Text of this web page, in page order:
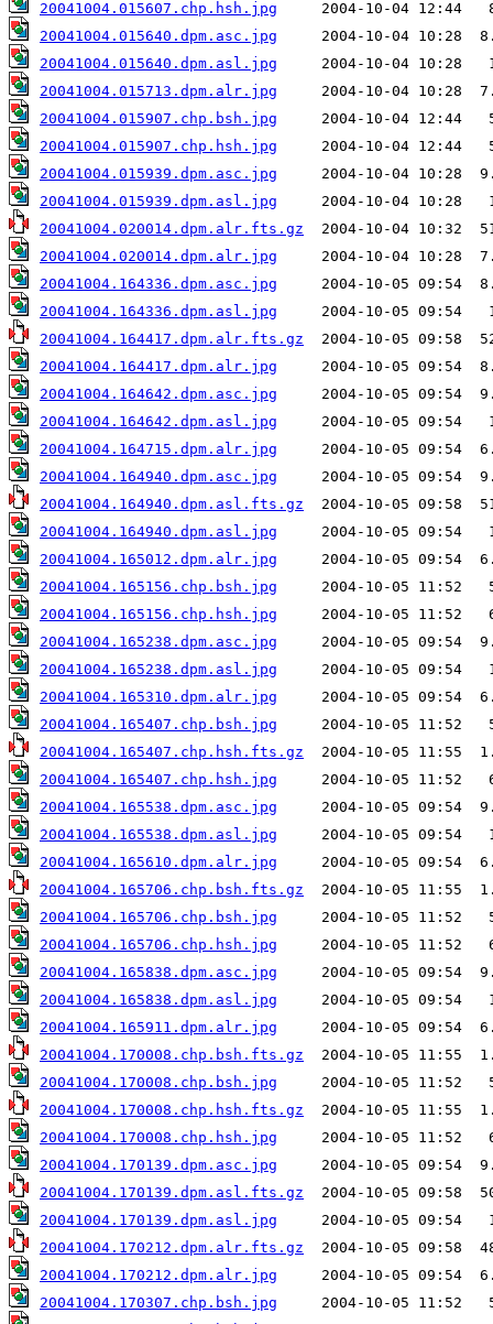
20041004.015607.chp.hsh.jpg
20041004.015640.dpm.asc.jpg
20041004.015640.dpm.asl.jpg
20041004.015713.dpm.alr.jpg
20041004.015907.chp.bsh.jpg
20041004.015907.chp.hsh.jpg
20041004.015939.dpm.asc.jpg
20041004.015939.dpm.asl.jpg
20041004.020014.dpm.alr.fts.gz
20041004.020014.dpm.alr.jpg
20041004.164336.dpm.asc.jpg
20041004.164336.dpm.asl.jpg
20041004.164417.dpm.alr.fts.gz
20041004.164417.dpm.alr.jpg
20041004.164642.dpm.asc.jpg
20041004.164642.dpm.asl.jpg
20041004.164715.dpm.alr.jpg
20041004.164940.dpm.asc.jpg
20041004.164940.dpm.asl.fts.gz
20041004.164940.dpm.asl.jpg
20041004.165012.dpm.alr.jpg
20041004.165156.chp.bsh.jpg
20041004.165156.chp.hsh.jpg
20041004.165238.dpm.asc.jpg
20041004.165238.dpm.asl.jpg
20041004.165310.dpm.alr.jpg
20041004.165407.chp.bsh.jpg
20041004.165407.chp.hsh.fts.gz
20041004.165407.chp.hsh.jpg
20041004.165538.dpm.asc.jpg
20041004.165538.dpm.asl.jpg
20041004.165610.dpm.alr.jpg
20041004.165706.chp.bsh.fts.gz
20041004.165706.chp.bsh.jpg
20041004.165706.chp.hsh.jpg
20041004.165838.dpm.asc.jpg
20041004.165838.dpm.asl.jpg
20041004.165911.dpm.alr.jpg
20041004.170008.chp.bsh.fts.gz
20041004.170008.chp.bsh.jpg
20041004.170008.chp.hsh.fts.gz
20041004.170008.chp.hsh.jpg
20041004.170139.dpm.asc.jpg
20041004.170139.dpm.asl.fts.gz
20041004.170139.dpm.asl.jpg
20041004.170212.dpm.alr.fts.gz
20041004.170212.dpm.alr.jpg
20041004.170307.chp.bsh.jpg